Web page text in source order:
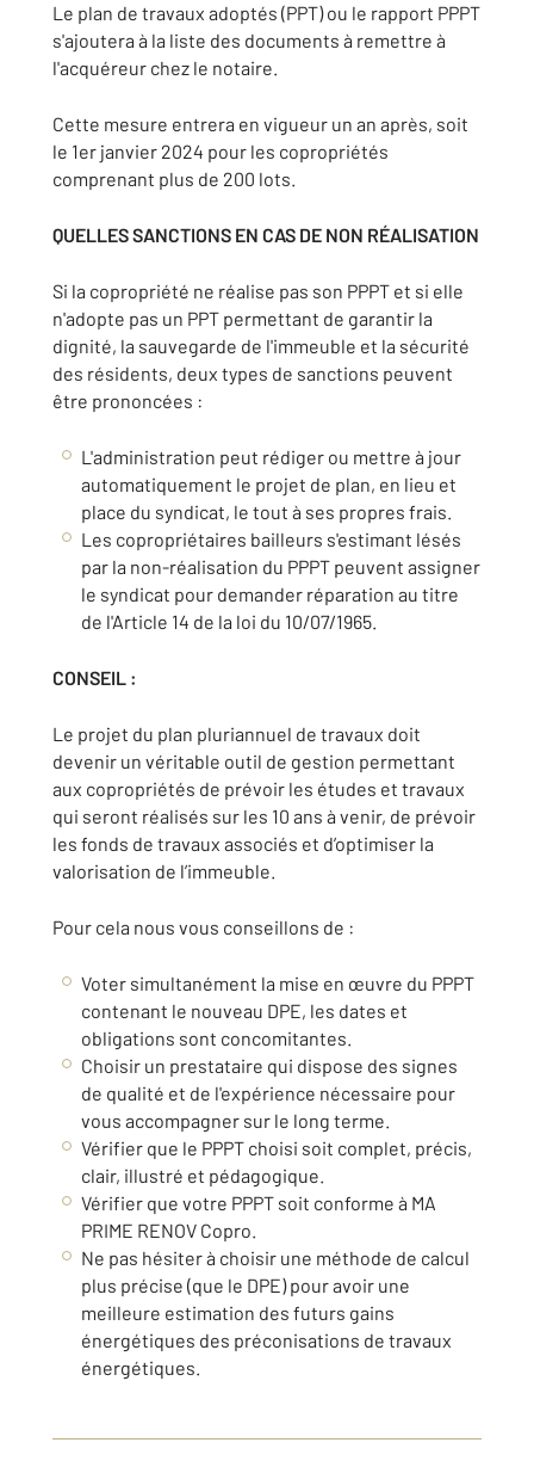
Le plan de travaux adoptés (PPT) ou le rapport PPPT
s'ajoutera à la liste des documents à remettre à
l'acquéreur chez le notaire.
Cette mesure entrera en vigueur un an après, soit
le 1er janvier 2024 pour les copropriétés
comprenant plus de 200 lots.
QUELLES SANCTIONS EN CAS DE NON RÉALISATION
Si la copropriété ne réalise pas son PPPT et si elle
n'adopte pas un PPT permettant de garantir la
dignité, la sauvegarde de l'immeuble et la sécurité
des résidents, deux types de sanctions peuvent
être prononcées :
L'administration peut rédiger ou mettre à jour
automatiquement le projet de plan, en lieu et
place du syndicat, le tout à ses propres frais.
Les copropriétaires bailleurs s'estimant lésés
par la non-réalisation du PPPT peuvent assigner
le syndicat pour demander réparation au titre
de l'Article 14 de la loi du 10/07/1965.
CONSEIL :
Le projet du plan pluriannuel de travaux doit
devenir un véritable outil de gestion permettant
aux copropriétés de prévoir les études et travaux
qui seront réalisés sur les 10 ans à venir, de prévoir
les fonds de travaux associés et d’optimiser la
valorisation de l’immeuble.
Pour cela nous vous conseillons de :
Voter simultanément la mise en œuvre du PPPT
contenant le nouveau DPE, les dates et
obligations sont concomitantes.
Choisir un prestataire qui dispose des signes
de qualité et de l'expérience nécessaire pour
vous accompagner sur le long terme.
Vérifier que le PPPT choisi soit complet, précis,
clair, illustré et pédagogique.
Vérifier que votre PPPT soit conforme à MA
PRIME RENOV Copro.
Ne pas hésiter à choisir une méthode de calcul
plus précise (que le DPE) pour avoir une
meilleure estimation des futurs gains
énergétiques des préconisations de travaux
énergétiques.